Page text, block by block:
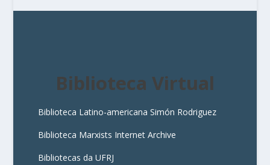
Biblioteca Virtual
Biblioteca Latino-americana Simón Rodriguez
Biblioteca Marxists Internet Archive
Bibliotecas da UFRJ